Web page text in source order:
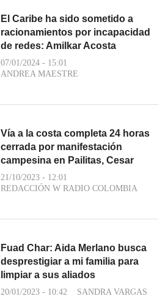
El Caribe ha sido sometido a
racionamientos por incapacidad
de redes: Amilkar Acosta
07/01/2024 - 15:01
ANDREA MAESTRE
Vía a la costa completa 24 horas
cerrada por manifestación
campesina en Pailitas, Cesar
21/10/2023 - 12:01
REDACCIÓN W RADIO COLOMBIA
Fuad Char: Aida Merlano busca
desprestigiar a mi familia para
limpiar a sus aliados
20/01/2023 - 10:42 SANDRA VARGAS